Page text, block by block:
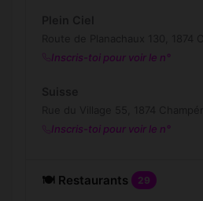
Inscris-toi pour voir le n°
Inscris-toi pour voir le n°
🍽️ Restaurants 29